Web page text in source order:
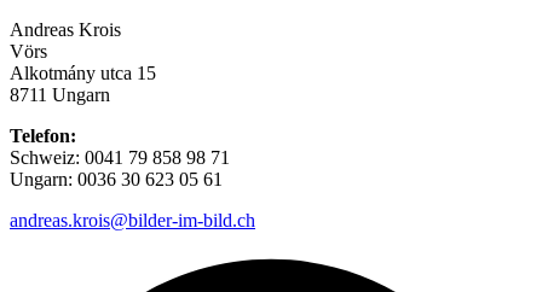
Andreas Krois
Vörs
Alkotmány utca 15
8711 Ungarn
Telefon:
Schweiz: 0041 79 858 98 71
Ungarn: 0036 30 623 05 61
andreas.krois@bilder-im-bild.ch